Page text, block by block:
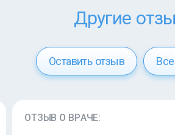
Другие
Оставить отзыв
ОТЗЫВ О ВРАЧЕ: